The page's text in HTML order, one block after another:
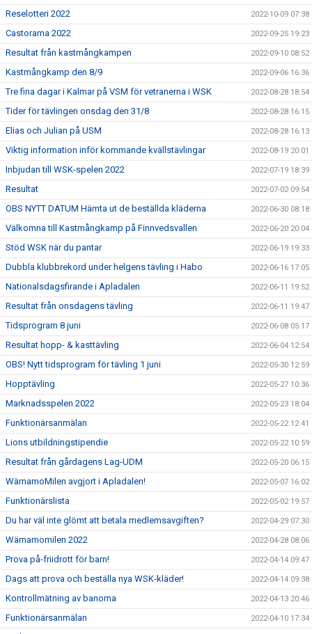
Reselotteri 2022 2022-10-09 07:38
Castorama 2022 2022-09-25 19:23
Resultat från kastmångkampen 2022-09-10 08:52
Kastmångkamp den 8/9 2022-09-06 16:36
Tre fina dagar i Kalmar på VSM för vetranerna i WSK 2022-08-28 18:54
Tider för tävlingen onsdag den 31/8 2022-08-28 16:15
Elias och Julian på USM 2022-08-28 16:13
Viktig information inför kommande kvällstävlingar 2022-08-19 20:01
Inbjudan till WSK-spelen 2022 2022-07-19 18:39
Resultat 2022-07-02 09:54
OBS NYTT DATUM Hämta ut de beställda kläderna 2022-06-30 08:18
Välkomna till Kastmångkamp på Finnvedsvallen 2022-06-20 20:04
Stöd WSK när du pantar 2022-06-19 19:33
Dubbla klubbrekord under helgens tävling i Habo 2022-06-16 17:05
Nationalsdagsfirande i Apladalen 2022-06-11 19:52
Resultat från onsdagens tävling 2022-06-11 19:47
Tidsprogram 8 juni 2022-06-08 05:17
Resultat hopp- & kasttävling 2022-06-04 12:54
OBS! Nytt tidsprogram för tävling 1 juni 2022-05-30 12:59
Hopptävling 2022-05-27 10:36
Marknadsspelen 2022 2022-05-23 18:04
Funktionärsanmälan 2022-05-22 12:41
Lions utbildningstipendie 2022-05-22 10:59
Resultat från gårdagens Lag-UDM 2022-05-20 06:15
WärnamoMilen avgjort i Apladalen! 2022-05-07 16:02
Funktionärslista 2022-05-02 19:57
Du har väl inte glömt att betala medlemsavgiften? 2022-04-29 07:30
Wärnamomilen 2022 2022-04-28 08:06
Prova på-friidrott för barn! 2022-04-14 09:47
Dags att prova och beställa nya WSK-kläder! 2022-04-14 09:38
Kontrollmätning av banorna 2022-04-13 20:46
Funktionärsanmälan 2022-04-10 17:34